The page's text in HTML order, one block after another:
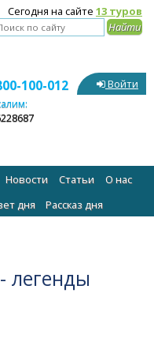
Сегодня на сайте 13 туров
100-012 Войти
Новости Статьи
О нас
дня Рассказ дня
легенды